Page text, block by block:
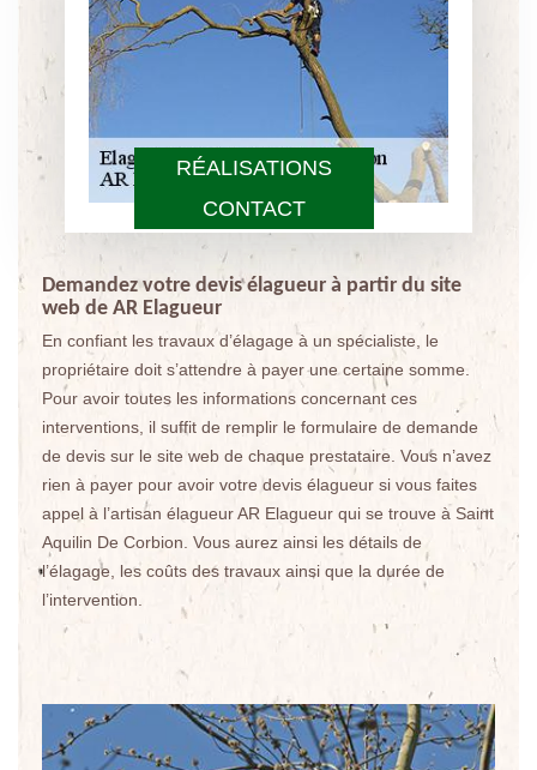
RÉALISATIONS
CONTACT
Demandez votre devis élagueur à partir du site
web de AR Elagueur
En confiant les travaux d’élagage à un spécialiste, le
propriétaire doit s’attendre à payer une certaine somme.
Pour avoir toutes les informations concernant ces
interventions, il suffit de remplir le formulaire de demande
de devis sur le site web de chaque prestataire. Vous n’avez
rien à payer pour avoir votre devis élagueur si vous faites
appel à l’artisan élagueur AR Elagueur qui se trouve à Saint
Aquilin De Corbion. Vous aurez ainsi les détails de
l’élagage, les coûts des travaux ainsi que la durée de
l’intervention.